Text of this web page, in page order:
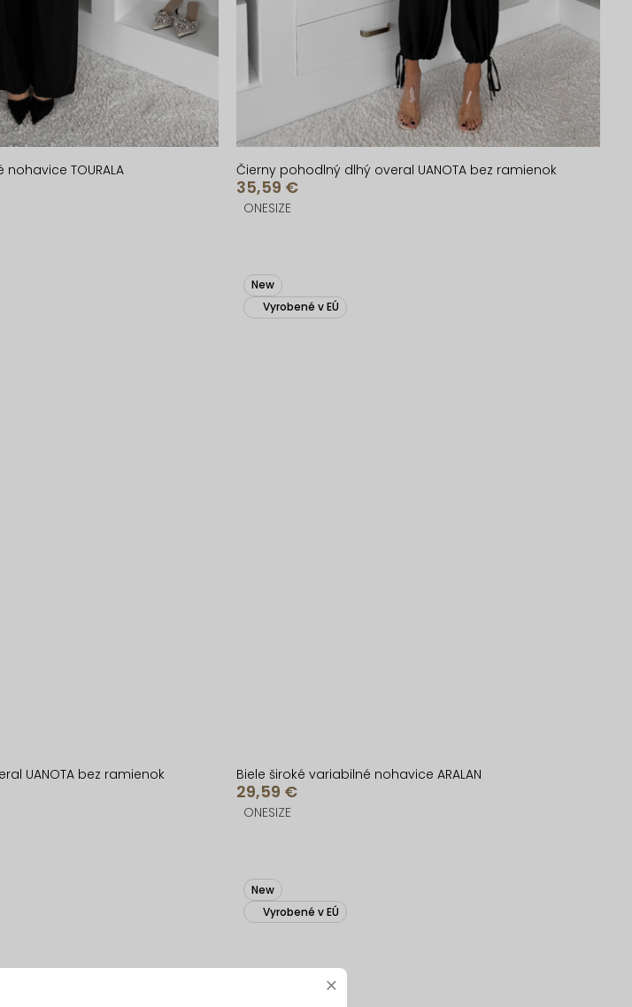
TOURALA Čierny pohodlný dlhý overal UANOTA bez ramienok
35,59 €
ONESIZE
UANOTA bez ramienok
New
Vyrobené v EÚ
Biele široké variabilné nohavice ARALAN
29,59 €
ONESIZE
New
Vyrobené v EÚ
×